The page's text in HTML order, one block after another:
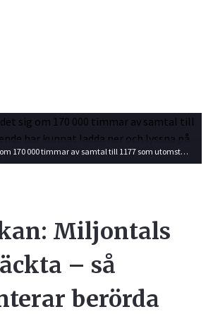
Allt som allt rör det sig om 170 000 timmar av samtal till 1177 som utomstående har kunnat ladda ner och lyssna på. Foto: Shutterstock
Miljontals
– så
berörda